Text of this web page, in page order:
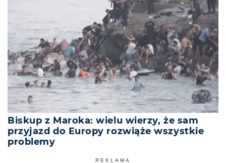
Biskup z Maroka: wielu wierzy, że sam
przyjazd do Europy rozwiąże wszystkie
problemy
REKLAMA